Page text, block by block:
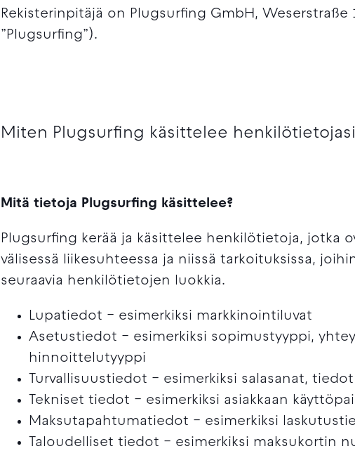
Rekisterinpitäjä on Plugsurfing GmbH, Weserstraße
”Plugsurfing”).
Miten Plugsurfing käsittelee
Mitä tietoja Plugsurfing käsittelee?
Plugsurfing kerää ja käsittelee henkilötietoja, jotka
välisessä liikesuhteessa ja niissä tarkoituksissa,
seuraavia henkilötietojen luokkia.
Lupatiedot – esimerkiksi markkinointiluvat
Asetustiedot – esimerkiksi sopimustyyppi,
hinnoittelutyyppi
Turvallisuustiedot – esimerkiksi salasanat,
Tekniset tiedot – esimerkiksi asiakkaan
Maksutapahtumatiedot – esimerkiksi
Taloudelliset tiedot – esimerkiksi maksukortin